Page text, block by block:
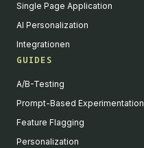
Single Page Application
AI Personalization
Integrationen
GUIDES
A/B-Testing
Prompt-Based Experimentation
Feature Flagging
Personalization